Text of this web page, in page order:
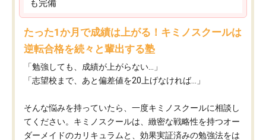
も完備
たった1か月で成績は上がる！キミノスクールは
逆転合格を続々と輩出する塾
「勉強しても、成績が上がらない…」
「志望校まで、あと偏差値を20上げなければ…」
そんな悩みを持っていたら、一度キミノスクールに相談し
てください。キミノスクールは、緻密な戦略性を持つオー
ダーメイドのカリキュラムと、効果実証済みの勉強法をは